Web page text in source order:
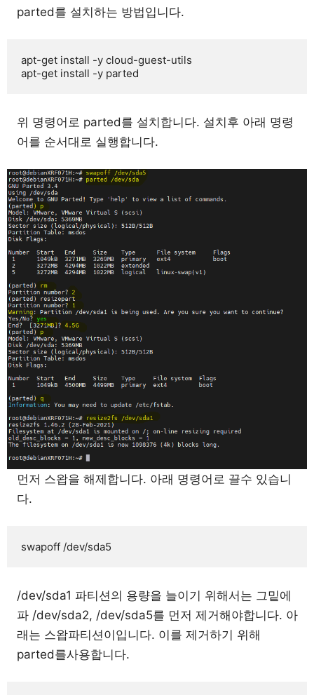
parted를 설치하는 방법입니다.
apt-get install -y cloud-guest-utils
apt-get install -y parted
위 명령어로 parted를 설치합니다. 설치후 아래 명령
어를 순서대로 실행합니다.
먼저 스왑을 해제합니다. 아래 명령어로 끌수 있습니
다.
swapoff /dev/sda5
/dev/sda1 파티션의 용량을 늘이기 위해서는 그밑에
파 /dev/sda2, /dev/sda5를 먼저 제거해야합니다. 아
래는 스왑파티션이입니다. 이를 제거하기 위해
parted를사용합니다.